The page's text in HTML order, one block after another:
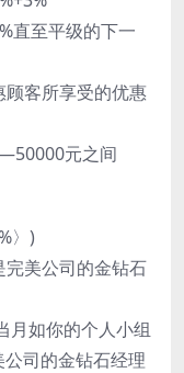
直至平级的下一
客所享受的优惠
元之间
〉)
美公司的金钻石
月如你的个人小组
司的金钻石经理